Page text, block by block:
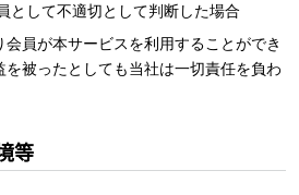
として不適切として判断した場合
員が本サービスを利用することができ
被ったとしても当社は一切責任を負わ
等